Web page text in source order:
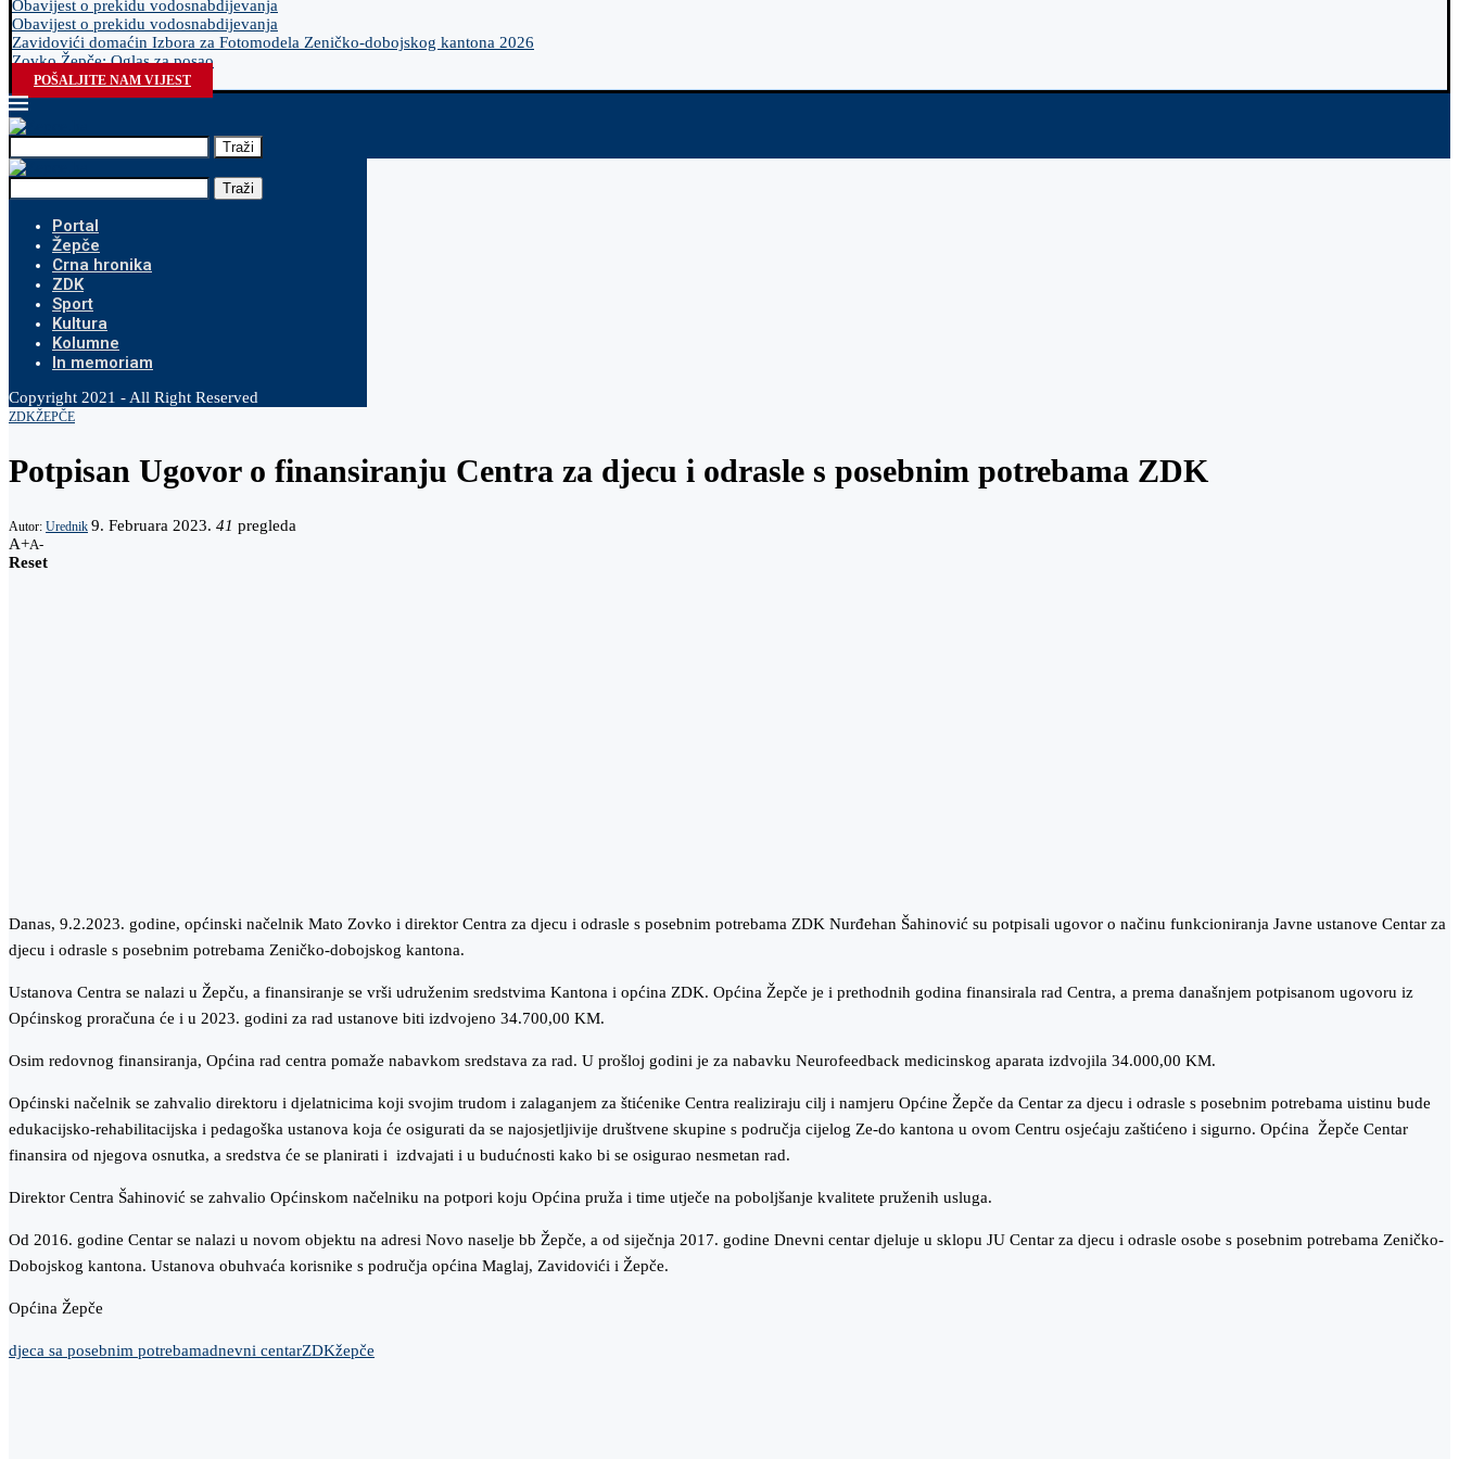
Obavijest o prekidu vodosnabdijevanja
Obavijest o prekidu vodosnabdijevanja
Zavidovići domaćin Izbora za Fotomodela Zeničko-dobojskog kantona 2026
Zovko Žepče: Oglas za posao
POŠALJITE NAM VIJEST
Traži
Traži
Portal
Žepče
Crna hronika
ZDK
Sport
Kultura
Kolumne
In memoriam
Copyright 2021 - All Right Reserved
ZDKŽEPČE
Potpisan Ugovor o finansiranju Centra za djecu i odrasle s posebnim potrebama ZDK
Autor: Urednik 9. Februara 2023. 41 pregleda
A+A-
Reset
Danas, 9.2.2023. godine, općinski načelnik Mato Zovko i direktor Centra za djecu i odrasle s posebnim potrebama ZDK Nurđehan Šahinović su potpisali ugovor o načinu funkcioniranja Javne ustanove Centar za
djecu i odrasle s posebnim potrebama Zeničko-dobojskog kantona.
Ustanova Centra se nalazi u Žepču, a finansiranje se vrši udruženim sredstvima Kantona i općina ZDK. Općina Žepče je i prethodnih godina finansirala rad Centra, a prema današnjem potpisanom ugovoru iz
Općinskog proračuna će i u 2023. godini za rad ustanove biti izdvojeno 34.700,00 KM.
Osim redovnog finansiranja, Općina rad centra pomaže nabavkom sredstava za rad. U prošloj godini je za nabavku Neurofeedback medicinskog aparata izdvojila 34.000,00 KM.
Općinski načelnik se zahvalio direktoru i djelatnicima koji svojim trudom i zalaganjem za štićenike Centra realiziraju cilj i namjeru Općine Žepče da Centar za djecu i odrasle s posebnim potrebama uistinu bude
edukacijsko-rehabilitacijska i pedagoška ustanova koja će osigurati da se najosjetljivije društvene skupine s područja cijelog Ze-do kantona u ovom Centru osjećaju zaštićeno i sigurno. Općina Žepče Centar
finansira od njegova osnutka, a sredstva će se planirati i izdvajati i u budućnosti kako bi se osigurao nesmetan rad.
Direktor Centra Šahinović se zahvalio Općinskom načelniku na potpori koju Općina pruža i time utječe na poboljšanje kvalitete pruženih usluga.
Od 2016. godine Centar se nalazi u novom objektu na adresi Novo naselje bb Žepče, a od siječnja 2017. godine Dnevni centar djeluje u sklopu JU Centar za djecu i odrasle osobe s posebnim potrebama Zeničko-
Dobojskog kantona. Ustanova obuhvaća korisnike s područja općina Maglaj, Zavidovići i Žepče.
Općina Žepče
djeca sa posebnim potrebamadnevni centarZDKžepče